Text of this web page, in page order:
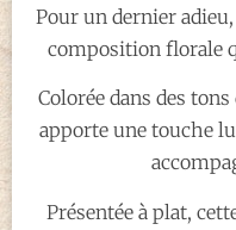
Pour un dernier
composition florale
Colorée dans des
apporte une touche
Présentée à plat,